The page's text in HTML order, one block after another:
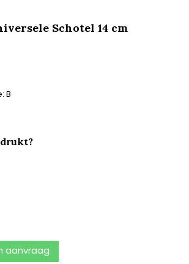
Schotel 14 cm
B
aanvraag